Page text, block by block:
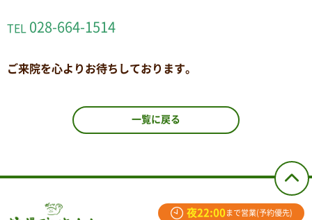
TEL 028-664-1514
ご来院を心よりお待ちしております。
一覧に戻る
夜22:00 まで営業(予約優先)